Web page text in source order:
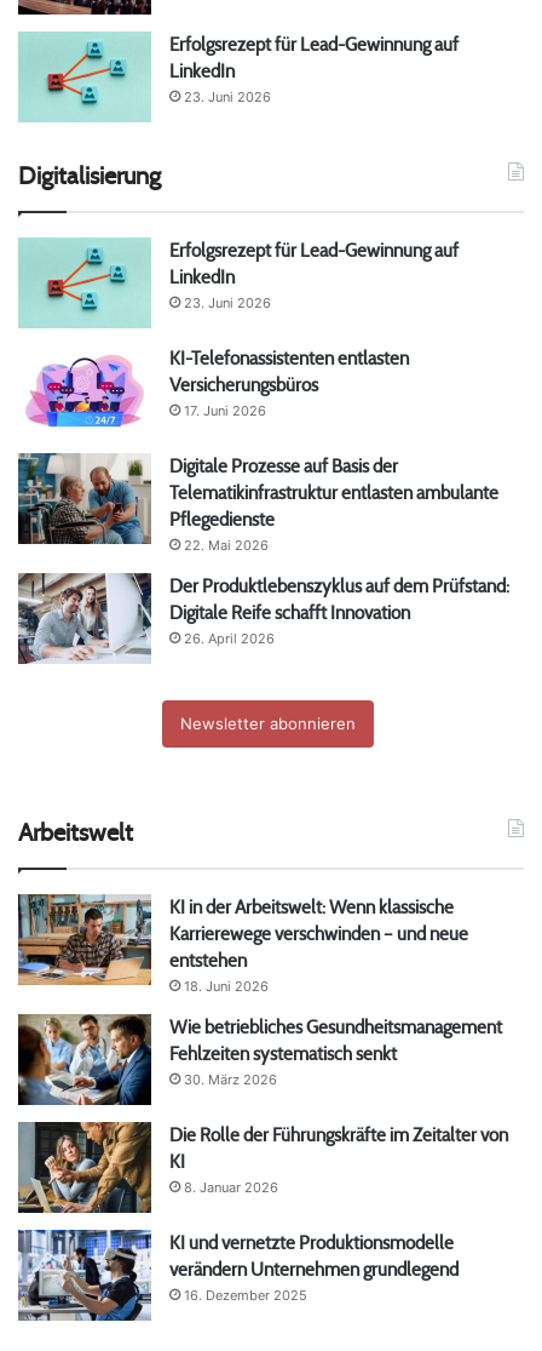
Erfolgsrezept für Lead-Gewinnung auf
LinkedIn
23. Juni 2026
Digitalisierung
Erfolgsrezept für Lead-Gewinnung auf
LinkedIn
23. Juni 2026
KI-Telefonassistenten entlasten
Versicherungsbüros
17. Juni 2026
Digitale Prozesse auf Basis der
Telematikinfrastruktur entlasten ambulante
Pflegedienste
22. Mai 2026
Der Produktlebenszyklus auf dem Prüfstand:
Digitale Reife schafft Innovation
26. April 2026
Newsletter abonnieren
Arbeitswelt
KI in der Arbeitswelt: Wenn klassische
Karrierewege verschwinden – und neue
entstehen
18. Juni 2026
Wie betriebliches Gesundheitsmanagement
Fehlzeiten systematisch senkt
30. März 2026
Die Rolle der Führungskräfte im Zeitalter von
KI
8. Januar 2026
KI und vernetzte Produktionsmodelle
verändern Unternehmen grundlegend
16. Dezember 2025